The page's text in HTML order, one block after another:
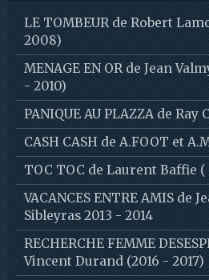
LE TOMBEUR de Robert
2008)
MENAGE EN OR de Jean
- 2010)
PANIQUE AU PLAZZA de Ray
CASH CASH de A.FOOT et
TOC TOC de Laurent Baffie (
VACANCES ENTRE AMIS de
Sibleyras 2013 - 2014
RECHERCHE FEMME
Vincent Durand (2016 - 2017)